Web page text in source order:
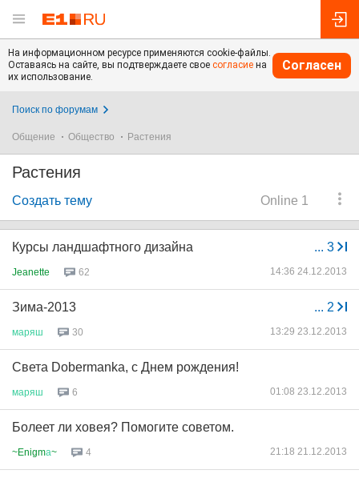
На информационном ресурсе применяются cookie-файлы.
Оставаясь на сайте, вы подтверждаете свое согласие на
их использование.
Согласен
Поиск по форумам
Общение Общество Растения
Растения
Online 1
Создать тему
... 3
Курсы ландшафтного дизайна
Jeanette 62 14:36 24.12.2013
... 2
Зима-2013
маряш 30 13:29 23.12.2013
Света Dobermanka, с Днем рождения!
маряш 6 01:08 23.12.2013
Болеет ли ховея? Помогите советом.
~Enigmа~ 4 21:18 21.12.2013